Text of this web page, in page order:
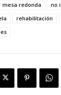
mesa redonda
no
rehabilitación